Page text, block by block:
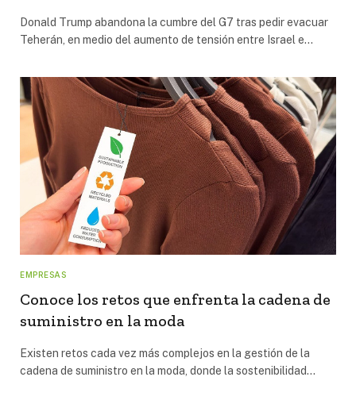
Donald Trump abandona la cumbre del G7 tras pedir evacuar
Teherán, en medio del aumento de tensión entre Israel e…
EMPRESAS
Conoce los retos que enfrenta la cadena de
suministro en la moda
Existen retos cada vez más complejos en la gestión de la
cadena de suministro en la moda, donde la sostenibilidad…